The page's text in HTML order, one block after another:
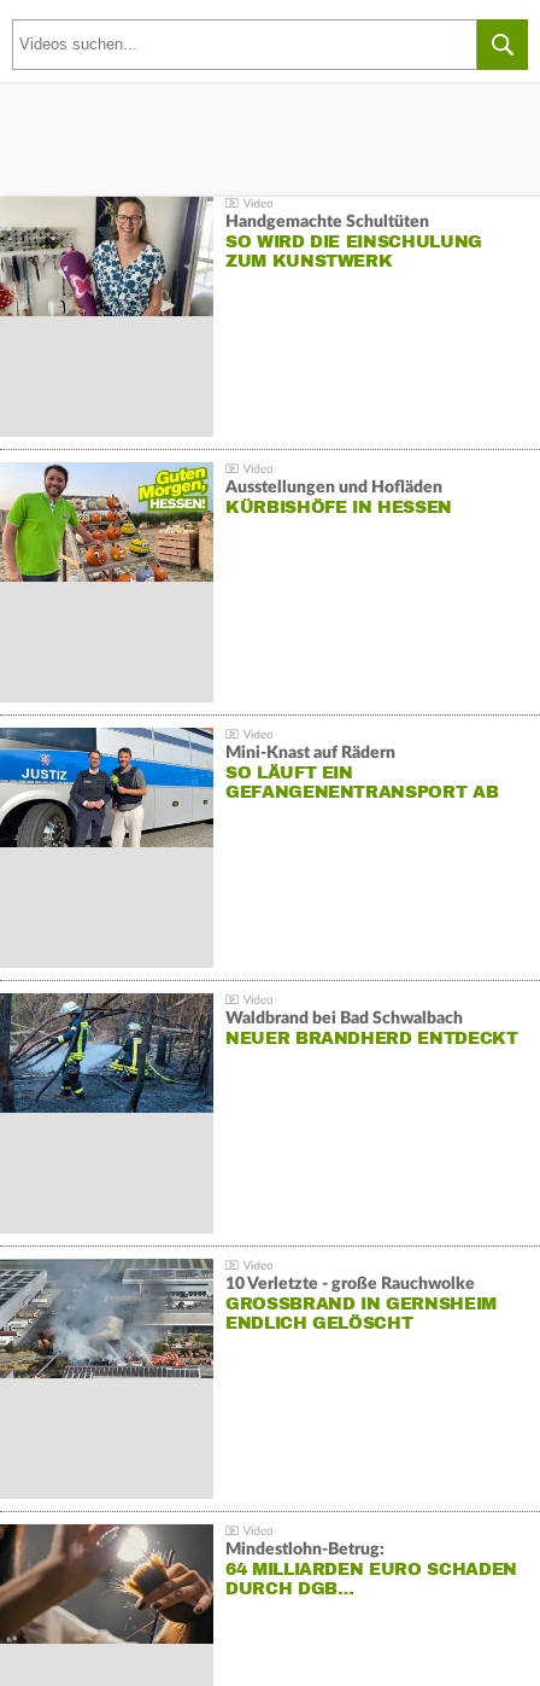
Handgemachte Schultüten
SO WIRD DIE EINSCHULUNG
ZUM KUNSTWERK
Ausstellungen und Hofläden
KÜRBISHÖFE IN HESSEN
Mini-Knast auf Rädern
SO LÄUFT EIN
GEFANGENENTRANSPORT AB
Waldbrand bei Bad Schwalbach
NEUER BRANDHERD ENTDECKT
10 Verletzte - große Rauchwolke
GROSSBRAND IN GERNSHEIM E
NDLICH GELÖSCHT
Mindestlohn-Betrug:
64 MILLIARDEN EURO SCHADEN
DURCH DGB…